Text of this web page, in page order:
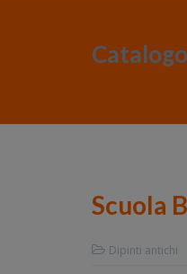
Catalogo
Scuola
Dipinti antichi